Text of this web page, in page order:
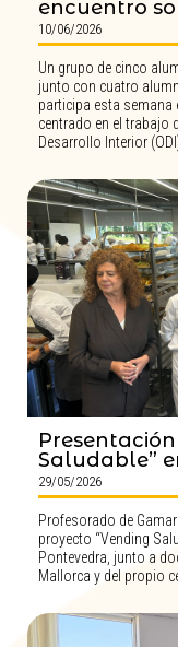
encuentro
10/06/2026
Un grupo de cinco
junto con cuatro
participa esta semana
centrado en el trabajo
Desarrollo Interior
Saludable”
29/05/2026
Profesorado de
proyecto “Vending
Pontevedra, junto a
Mallorca y del propio